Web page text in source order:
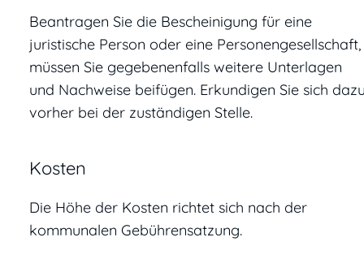
Beantragen Sie die Bescheinigung für eine
juristische Person oder eine Personengesellschaft,
müssen Sie gegebenenfalls weitere Unterlagen
und Nachweise beifügen. Erkundigen Sie sich
vorher bei der zuständigen Stelle.
Kosten
Die Höhe der Kosten richtet sich nach der
kommunalen Gebührensatzung.